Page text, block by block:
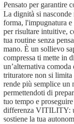
Pensato per garantire
La dignità si
forma, l'impugnatura e
per risultare intuitive,
tua routine senza
mano. È un sollievo
compressa ti mette in
un’alternativa comoda
trituratore non si
rende più semplice un
permettendoti di
tuo tempo e
differenza VITILITY:
sostiene la tua